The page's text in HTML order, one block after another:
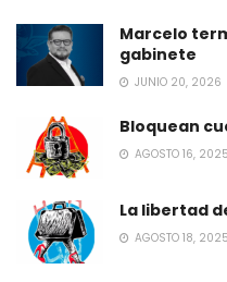
Marcelo
gabinete
JUNIO 20, 2026
Bloquean
AGOSTO 16, 2025
La libertad
AGOSTO 18, 2025